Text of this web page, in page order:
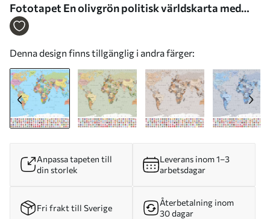
Fototapet En olivgrön politisk världskarta med
flaggor, på ukrainska Nr. c00004uk
Denna design finns tillgänglig i andra färger:
Anpassa tapeten till
din storlek
Leverans inom 1–3
arbetsdagar
Fri frakt till Sverige
Återbetalning inom
30 dagar